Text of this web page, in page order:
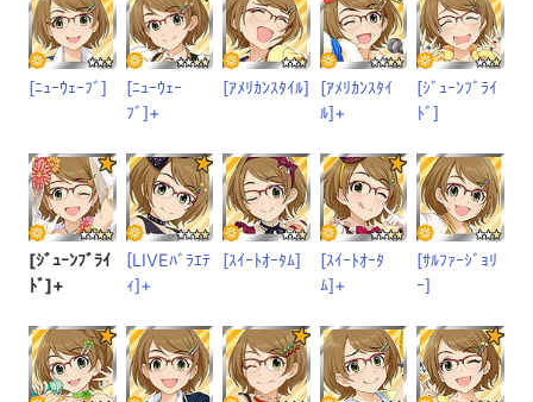
[ﾆｭｰｳｪｰﾌﾞ]
[ﾆｭｰｳｪｰ
ﾌﾞ]+
[ｱﾒﾘｶﾝｽﾀｲﾙ]
[ｱﾒﾘｶﾝｽﾀｲ
ﾙ]+
[ｼﾞｭｰﾝﾌﾞﾗｲ
ﾄﾞ]
[ｼﾞｭｰﾝﾌﾞﾗｲ
ﾄﾞ]+
[LIVEﾊﾞﾗｴﾃ
ｨ]+
[ｽｲｰﾄｵｰﾀﾑ]
[ｽｲｰﾄｵｰﾀ
ﾑ]+
[ｻﾙﾌｧｰｼﾞｮﾘ
ｰ]